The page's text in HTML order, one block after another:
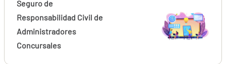
Seguro de
Responsabilidad Civil de
Administradores
Concursales